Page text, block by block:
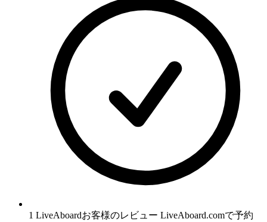
1 LiveAboardお客様のレビュー LiveAboard.comで予約